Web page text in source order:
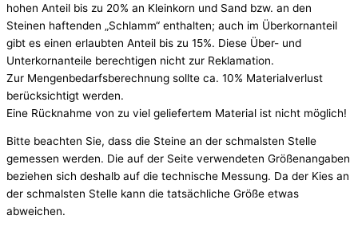
hohen Anteil bis zu 20% an Kleinkorn und Sand bzw. an den
Steinen haftenden „Schlamm“ enthalten; auch im Überkornanteil
gibt es einen erlaubten Anteil bis zu 15%. Diese Über- und
Unterkornanteile berechtigen nicht zur Reklamation.
Zur Mengenbedarfsberechnung sollte ca. 10% Materialverlust
berücksichtigt werden.
Eine Rücknahme von zu viel geliefertem Material ist nicht möglich!
Bitte beachten Sie, dass die Steine an der schmalsten Stelle
gemessen werden. Die auf der Seite verwendeten Größenangaben
beziehen sich deshalb auf die technische Messung. Da der Kies an
der schmalsten Stelle kann die tatsächliche Größe etwas
abweichen.